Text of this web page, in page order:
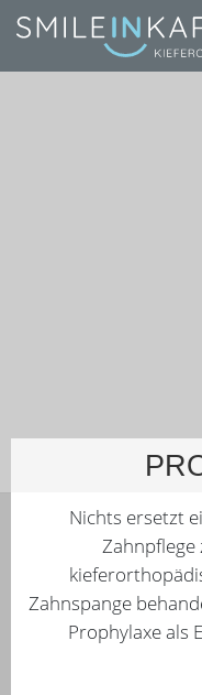
Nichts ersetzt
Zahnpflege
Zahnspange
Prophylaxe als